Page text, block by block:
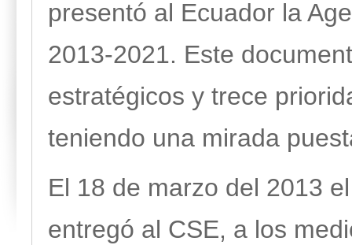
presentó al Ecuador la
2013-2021. Este
estratégicos y trece
teniendo una mirada
El 18 de marzo del 2013
entregó al CSE, a los